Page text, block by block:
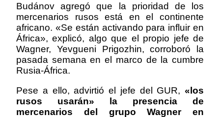
Budánov agregó que la prioridad de los
mercenarios rusos está en el continente
africano. «Se están activando para influir en
África», explicó, algo que el propio jefe de
Wagner, Yevgueni Prigozhin, corroboró la
pasada semana en el marco de la cumbre
Rusia-África.
Pese a ello, advirtió el jefe del GUR, «los
rusos usarán» la presencia de
mercenarios del grupo Wagner en